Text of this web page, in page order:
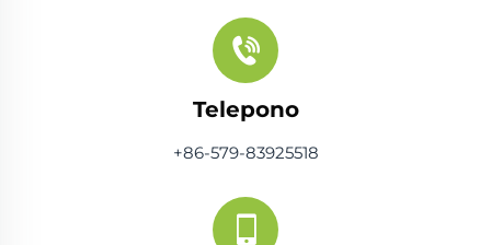
Telepono
+86-579-83925518